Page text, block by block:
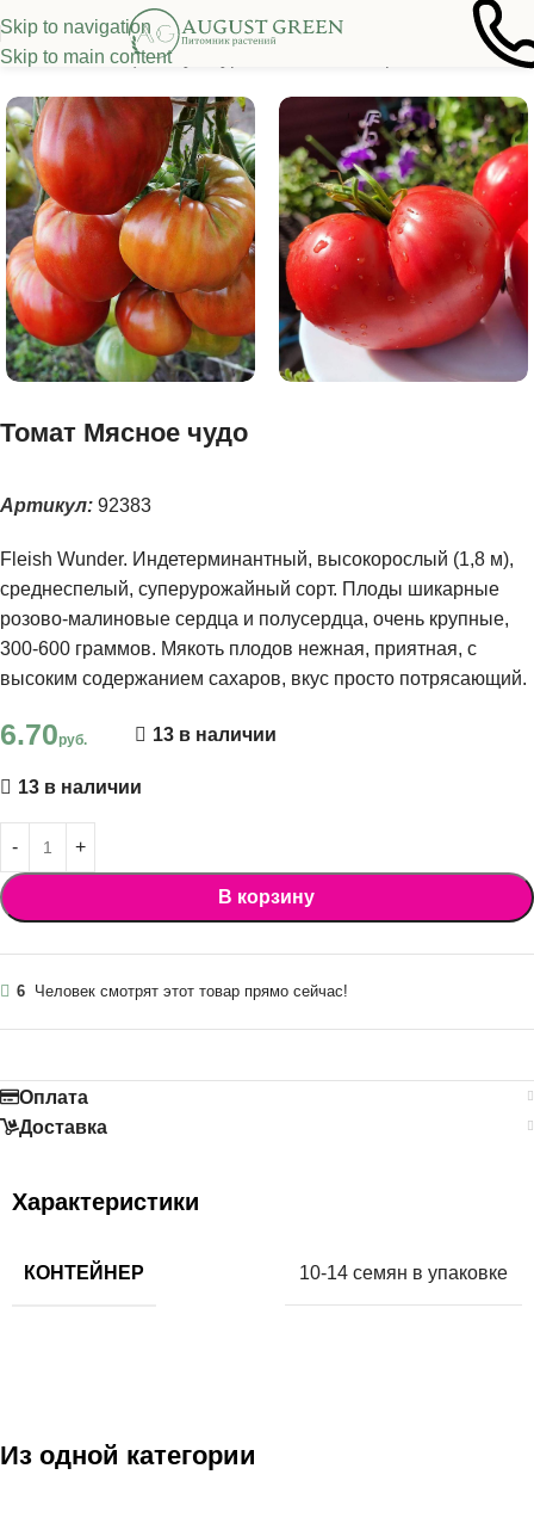
Skip to navigation
Skip to main content
/Семена овощных культур Высокорослые томаты
Томат Мясное чудо
Артикул: 92383
Fleish Wunder. Индетерминантный, высокорослый (1,8 м),
среднеспелый, суперурожайный сорт. Плоды шикарные
розово-малиновые сердца и полусердца, очень крупные,
300-600 граммов. Мякоть плодов нежная, приятная, с
высоким содержанием сахаров, вкус просто потрясающий.
6.70руб. 13 в наличии
13 в наличии
В корзину
6 Человек смотрят этот товар прямо сейчас!
Оплата
Доставка
Характеристики
КОНТЕЙНЕР 10-14 семян в упаковке
Из одной категории